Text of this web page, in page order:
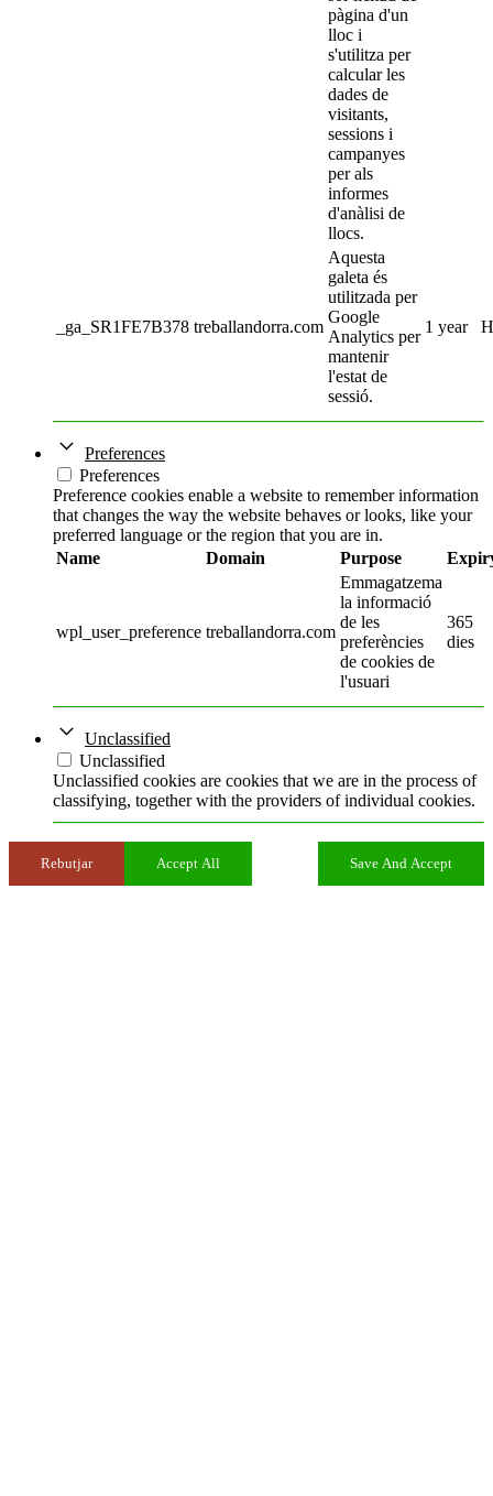
pàgina d'un
lloc i
s'utilitza per
calcular les
dades de
visitants,
sessions i
campanyes
per als
informes
d'anàlisi de
llocs.
_ga_SR1FE7B378 treballandorra.com
Aquesta
galeta és
utilitzada per
Google
Analytics per
mantenir
l'estat de
sessió.
1 year
Preferences
Preferences
Preference cookies enable a website to remember information
that changes the way the website behaves or looks, like your
preferred language or the region that you are in.
Name
Domain Purpose
wpl_user_preference treballandorra.com
Emmagatzema
la informació
de les
preferències
de cookies de
l'usuari
365
dies
Unclassified
Unclassified
Unclassified cookies are cookies that we are in the process of
classifying, together with the providers of individual cookies.
Rebutjar Accept All Save And Accept